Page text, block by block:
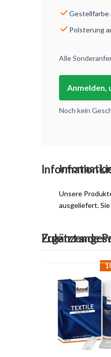
Gestellfarbe
Polsterung
Alle
Anmelden,
Noch kein
Information
Unsere
ausgeliefert.
Ergänzende
Zuletzt